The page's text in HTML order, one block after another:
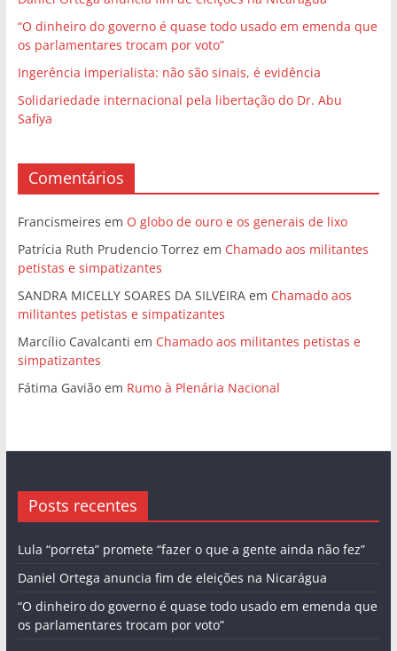
“O dinheiro do governo é quase todo usado em emenda que
os parlamentares trocam por voto”
Ingerência imperialista: não são sinais, é evidência
Solidariedade internacional pela libertação do Dr. Abu
Safiya
Comentários
Francismeires em O globo de ouro e os generais de lixo
Patrícia Ruth Prudencio Torrez em Chamado aos militantes
petistas e simpatizantes
SANDRA MICELLY SOARES DA SILVEIRAem Chamado aos
militantes petistas e simpatizantes
Marcílio Cavalcanti em Chamado aos militantes petistas e
simpatizantes
Fátima Gaviãoem Rumo à Plenária Nacional
Posts recentes
Lula “porreta” promete “fazer o que a gente ainda não fez”
Daniel Ortega anuncia fim de eleições na Nicarágua
“O dinheiro do governo é quase todo usado em emenda que
os parlamentares trocam por voto”